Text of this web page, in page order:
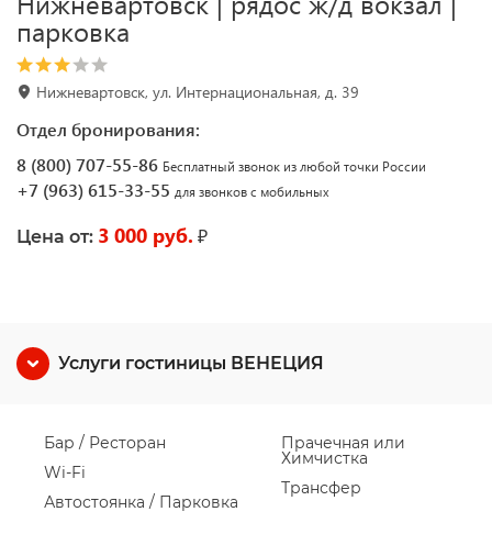
парковка
Нижневартовск, ул. Интернациональная, д. 39
Отдел бронирования:
8 (800) 707-55-86 Бесплатный звонок из любой точки России
+7 (963) 615-33-55 для звонков с мобильных
Цена от: 3 000 руб. ₽
Услуги гостиницы ВЕНЕЦИЯ
Бар / Ресторан
Wi-Fi
Автостоянка / Парковка
Прачечная или
Химчистка
Трансфер